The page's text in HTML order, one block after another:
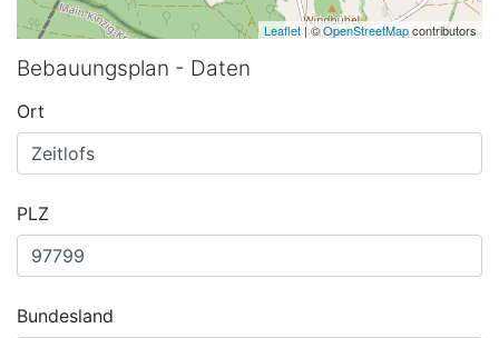
Leaflet| ©OpenStreetMapcontributors
Bebauungsplan - Daten
Ort
PLZ
Bundesland